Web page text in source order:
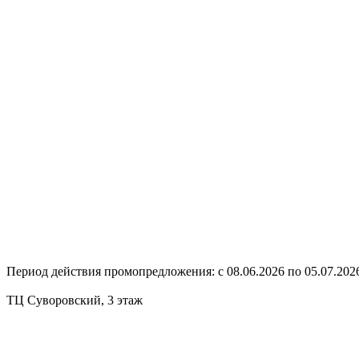
Период действия промопредложения: с 08.06.2026 по
ТЦ Суворовский, 3 этаж